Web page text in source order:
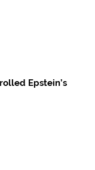
Epstein’s